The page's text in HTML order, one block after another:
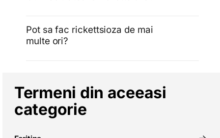
Pot sa fac rickettsioza de mai
multe ori?
Termeni din aceeasi
categorie